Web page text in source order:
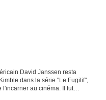
David Janssen resta
dans la série "Le Fugitif",
au cinéma. Il fut